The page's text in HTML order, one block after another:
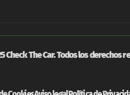
Check The Car. Todos los derechos